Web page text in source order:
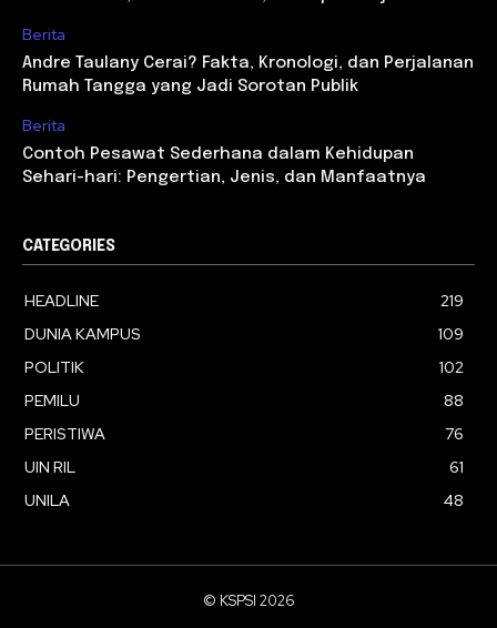
Berita
Andre Taulany Cerai? Fakta, Kronologi, dan Perjalanan
Rumah Tangga yang Jadi Sorotan Publik
Berita
Contoh Pesawat Sederhana dalam Kehidupan
Sehari-hari: Pengertian, Jenis, dan Manfaatnya
CATEGORIES
HEADLINE
219
DUNIA KAMPUS
109
POLITIK
102
PEMILU
88
PERISTIWA
76
UIN RIL
61
UNILA
48
© KSPSI 2026